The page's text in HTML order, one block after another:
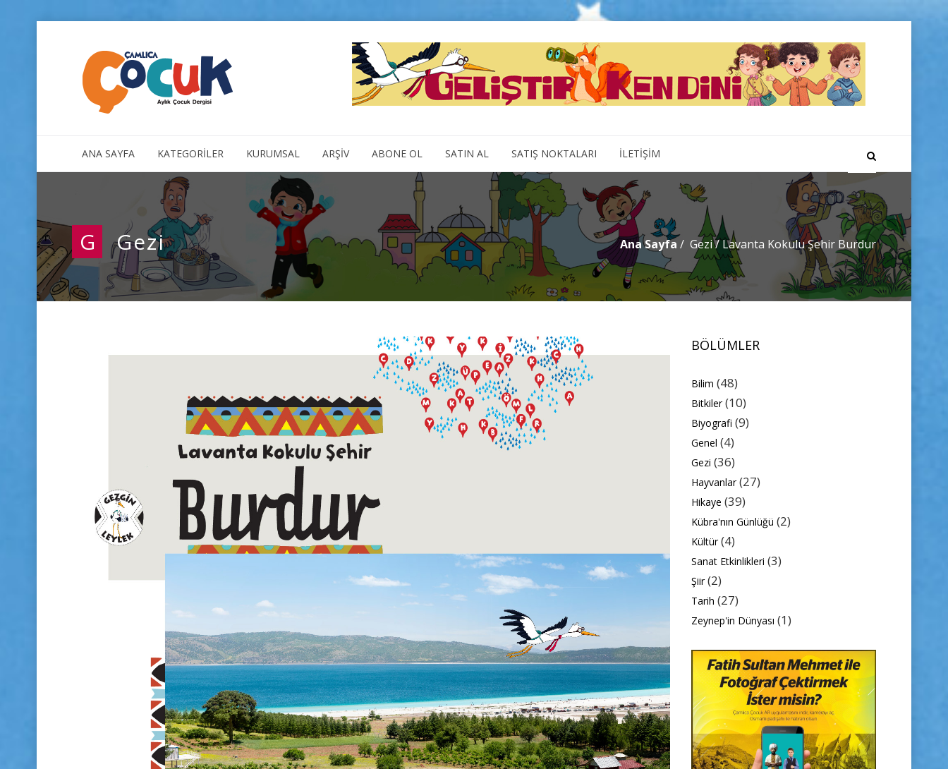
ANA SAYFA KATEGORİLER KURUMSAL ARŞİV ABONE OL SATIN AL SATIŞ NOKTALARI İLETİŞİM
G Gezi Ana Sayfa Gezi /Lavanta Kokulu Şehir Burdur
BÖLÜMLER
Bilim (48)
Bitkiler(10)
Biyografi (9)
Genel (4)
Gezi (36)
Hayvanlar(27)
Hikaye (39)
Kübra'nın Günlüğü (2)
Kültür(4)
Sanat Etkinlikleri (3)
Şiir(2)
Tarih (27)
Zeynep'in Dünyası (1)